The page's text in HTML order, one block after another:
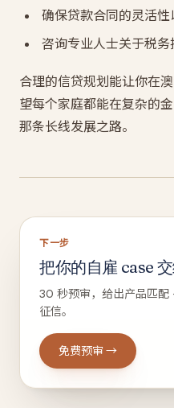
确保贷款合同的灵活性
咨询专业人士关于税
合理的信贷规划能让你在
望每个家庭都能在复杂的
那条长线发展之路。
下一步
把你的自雇 case
30 秒预审，给出产品匹配
征信。
免费预审 →